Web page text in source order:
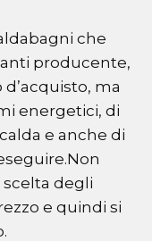
che
producente,
ma
energetici, di
e anche di
scelta degli
e quindi si